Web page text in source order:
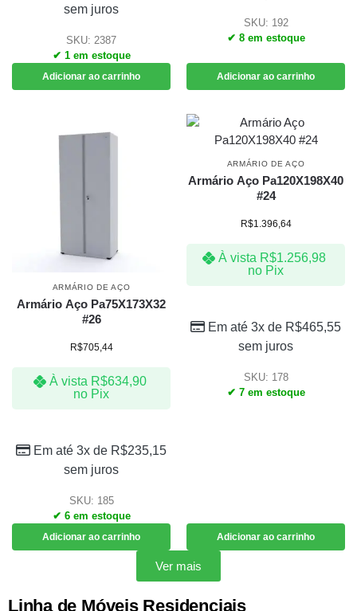
sem juros
SKU: 2387
✔ 1 em estoque
Adicionar ao carrinho
SKU: 192
✔ 8 em estoque
Adicionar ao carrinho
ARMÁRIO DE AÇO
Armário Aço Pa75X173X32
#26
R$705,44
À vista R$634,90
no Pix
Em até 3x de R$235,15
sem juros
SKU: 185
✔ 6 em estoque
Adicionar ao carrinho
ARMÁRIO DE AÇO
Armário Aço Pa120X198X40
#24
R$1.396,64
À vista R$1.256,98
no Pix
Em até 3x de R$465,55
sem juros
SKU: 178
✔ 7 em estoque
Adicionar ao carrinho
Ver mais
Linha de Móveis Residenciais